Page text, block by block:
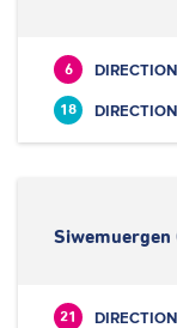
6 DIRECTION
18 DIRECTION
Siwemuergen
21 DIRECTION